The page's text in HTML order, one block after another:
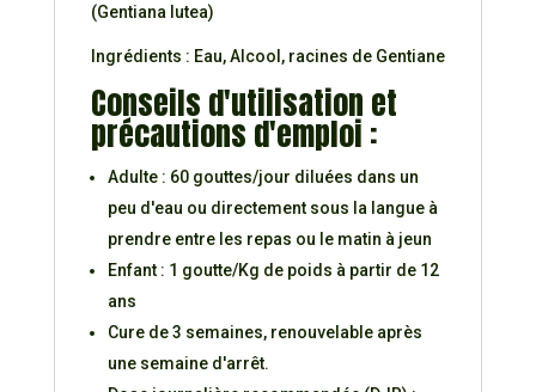
(Gentiana lutea)
Ingrédients : Eau, Alcool, racines de Gentiane
Conseils d'utilisation et
précautions d'emploi :
Adulte : 60 gouttes/jour diluées dans un
peu d'eau ou directement sous la langue à
prendre entre les repas ou le matin à jeun
Enfant : 1 goutte/Kg de poids à partir de 12
ans
Cure de 3 semaines, renouvelable après
une semaine d'arrêt.